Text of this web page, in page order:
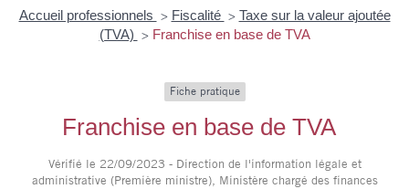
Accueil professionnels > Fiscalité > Taxe sur la valeur ajoutée
(TVA) > Franchise en base de TVA
Fiche pratique
Franchise en base de TVA
Vérifié le 22/09/2023 - Direction de l'information légale et
administrative (Première ministre), Ministère chargé des finances